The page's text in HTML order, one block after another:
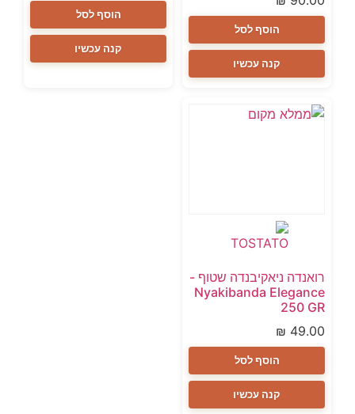
הוסף לסל
קנה עכשיו
הוסף לסל
קנה עכשיו
רואנדה ניאקיבנדה שטוף -
Nyakibanda Elegance
250 GR
₪ 49.00
הוסף לסל
קנה עכשיו